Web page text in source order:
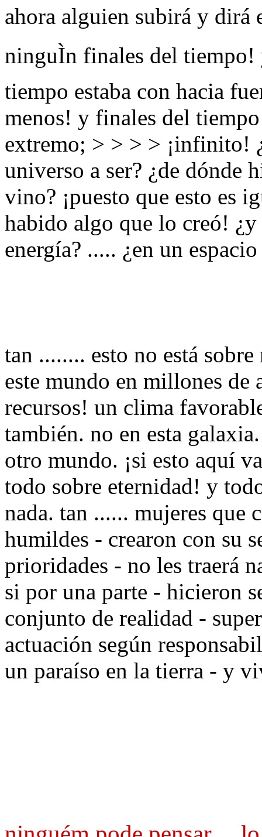
ahora alguien subirá y dirá
ninguÌn finales del
tiempo estaba con hacia
menos! y finales del
extremo; > > > > ¡infinito!
universo a ser? ¿de dónde
vino? ¡puesto que esto es
habido algo que lo creó!
energía? ..... ¿en un
tan ........ esto no está
este mundo en millones de
recursos! un clima
también. no en esta
otro mundo. ¡si esto aquí
todo sobre eternidad! y
nada. tan ...... mujeres que
humildes - crearon con su
prioridades - no les traerá
si por una parte - hicieron
conjunto de realidad -
actuación según
un paraíso en la tierra - y